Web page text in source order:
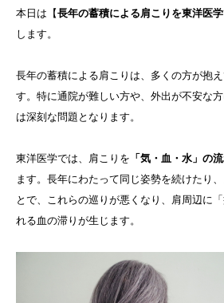
本日は【長年の蓄積による肩こりを東洋医
します。
長年の蓄積による肩こりは、多くの方が抱
す。特に通院が難しい方や、外出が不安な
は深刻な問題となります。
東洋医学では、肩こりを 「気・血・水」の
ます。長年にわたって同じ姿勢を続けたり
とで、これらの巡りが悪くなり、肩周辺に
れる血の滞りが生じます。